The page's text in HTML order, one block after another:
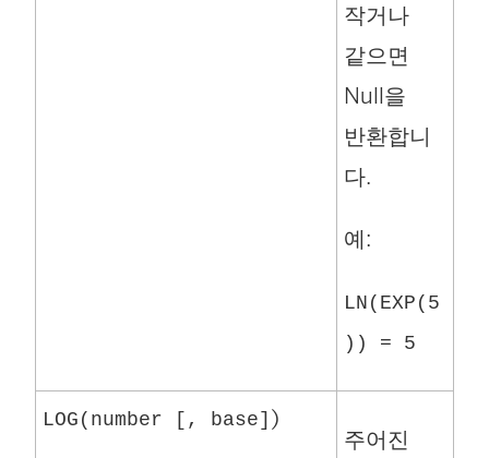
작거나
같으면
Null을
반환합니
다.
예:
LN(EXP(5
)) = 5
LOG(number [, base] )
주어진